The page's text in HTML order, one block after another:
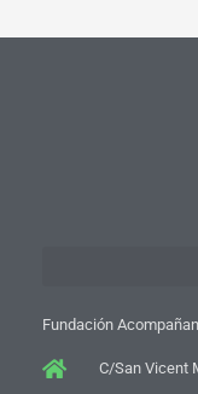
Fundación
C/San Vicent